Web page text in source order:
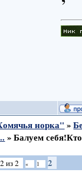
норка" »
» Балуем
2из2 « 1 2